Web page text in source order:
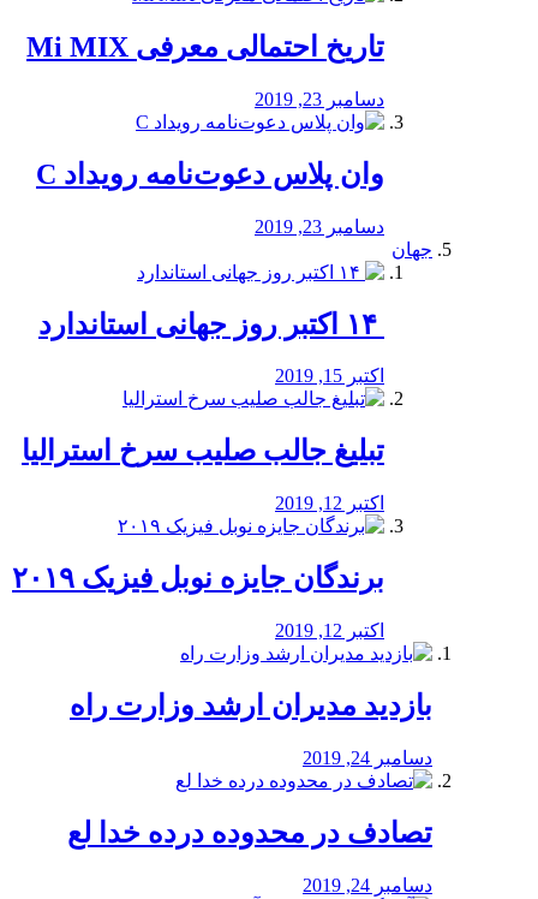
تاریخ احتمالی معرفی Mi MIX
دسامبر 23, 2019
وان پلاس دعوت‌نامه رویداد C
دسامبر 23, 2019
جهان
اکتبر 15, 2019
تبلیغ جالب صلیب سرخ استرالیا
اکتبر 12, 2019
برندگان جایزه نوبل فیزیک ۲۰۱۹
اکتبر 12, 2019
بازدید مدیران ارشد وزارت راه
دسامبر 24, 2019
تصادف در محدوده درده خدا لع
دسامبر 24, 2019